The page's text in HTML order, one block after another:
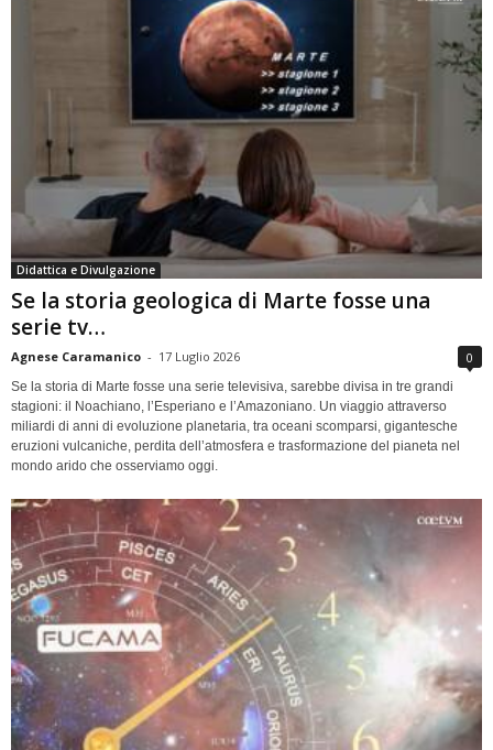
Didattica e Divulgazione
Se la storia geologica di Marte fosse una
serie tv…
Agnese Caramanico - 17 Luglio 2026 0
Se la storia di Marte fosse una serie televisiva, sarebbe divisa in tre grandi
stagioni: il Noachiano, l’Esperiano e l’Amazoniano. Un viaggio attraverso
miliardi di anni di evoluzione planetaria, tra oceani scomparsi, gigantesche
eruzioni vulcaniche, perdita dell’atmosfera e trasformazione del pianeta nel
mondo arido che osserviamo oggi.